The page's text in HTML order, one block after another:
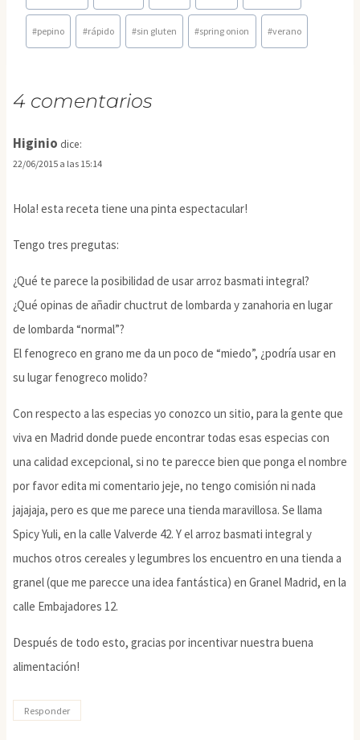
#pepino #rápido #sin gluten #spring onion #verano
4 comentarios
Higinio dice:
22/06/2015 a las 15:14
Hola! esta receta tiene una pinta espectacular!
Tengo tres pregutas:
¿Qué te parece la posibilidad de usar arroz basmati integral?
¿Qué opinas de añadir chuctrut de lombarda y zanahoria en lugar
de lombarda “normal”?
El fenogreco en grano me da un poco de “miedo”, ¿podría usar en
su lugar fenogreco molido?
Con respecto a las especias yo conozco un sitio, para la gente que
viva en Madrid donde puede encontrar todas esas especias con
una calidad excepcional, si no te parecce bien que ponga el nombre
por favor edita mi comentario jeje, no tengo comisión ni nada
jajajaja, pero es que me parece una tienda maravillosa. Se llama
Spicy Yuli, en la calle Valverde 42. Y el arroz basmati integral y
muchos otros cereales y legumbres los encuentro en una tienda a
granel (que me parecce una idea fantástica) en Granel Madrid, en la
calle Embajadores 12.
Después de todo esto, gracias por incentivar nuestra buena
alimentación!
Responder